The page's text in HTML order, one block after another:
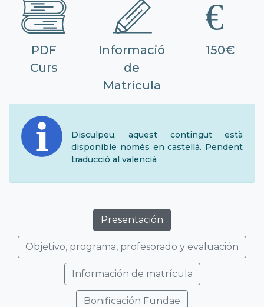
PDF
Curs
Informació
de
Matrícula
150€
Disculpeu, aquest contingut està
disponible només en castellà. Pendent
traducció al valencià
Presentación
Objetivo, programa, profesorado y evaluación
Información de matrícula
Bonificación Fundae